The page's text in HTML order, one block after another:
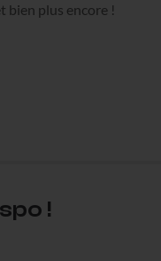
bien plus encore !
!